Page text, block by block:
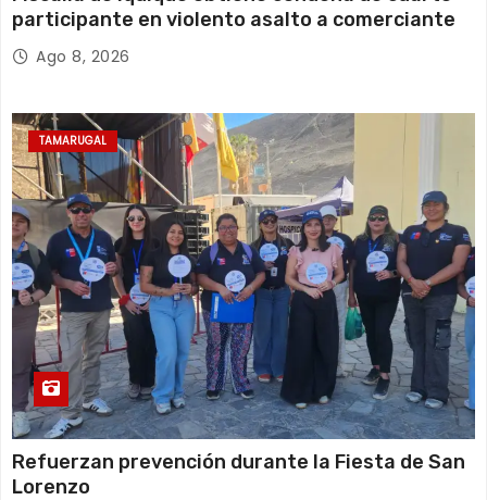
participante en violento asalto a comerciante
Ago 8, 2026
TAMARUGAL
Refuerzan prevención durante la Fiesta de San
Lorenzo